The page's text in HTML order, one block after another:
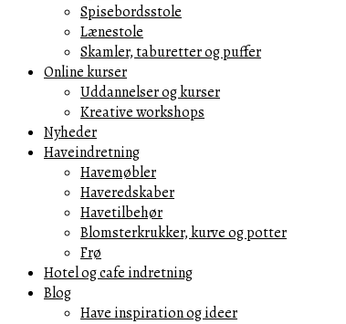
Spisebordsstole
Lænestole
Skamler, taburetter og puffer
Online kurser
Uddannelser og kurser
Kreative workshops
Nyheder
Haveindretning
Havemøbler
Haveredskaber
Havetilbehør
Blomsterkrukker, kurve og potter
Frø
Hotel og cafe indretning
Blog
Have inspiration og ideer